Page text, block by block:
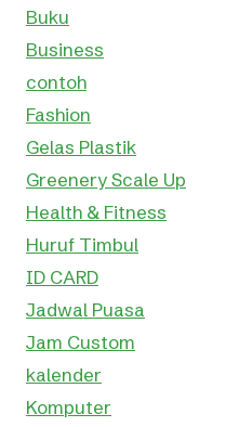
Buku
Business
contoh
Fashion
Gelas Plastik
Greenery Scale Up
Health & Fitness
Huruf Timbul
ID CARD
Jadwal Puasa
Jam Custom
kalender
Komputer